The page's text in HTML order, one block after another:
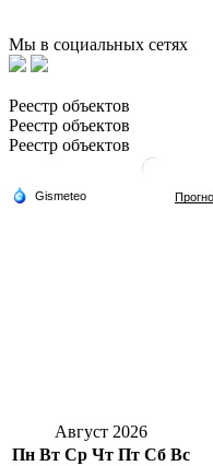
Мы в социальных сетях
Реестр объектов
Реестр объектов
Реестр объектов
Август 2026
Пн Вт Ср Чт Пт Сб Вс